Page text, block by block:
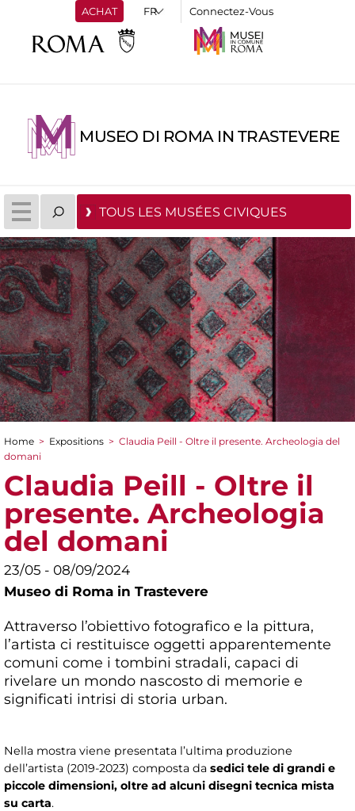
ACHAT Connectez-Vous
MUSEO DI ROMA IN TRASTEVERE
TOUS LES MUSÉES CIVIQUES
You are here
Home > Expositions > Claudia Peill - Oltre il presente. Archeologia del
domani
Claudia Peill - Oltre il
presente. Archeologia
del domani
23/05 - 08/09/2024
Museo di Roma in Trastevere
Attraverso l’obiettivo fotografico e la pittura,
l’artista ci restituisce oggetti apparentemente
comuni come i tombini stradali, capaci di
rivelare un mondo nascosto di memorie e
significati intrisi di storia urban.
Nella mostra viene presentata l’ultima produzione
dell’artista (2019-2023) composta da sedici tele di grandi e
piccole dimensioni, oltre ad alcuni disegni tecnica mista
su carta.